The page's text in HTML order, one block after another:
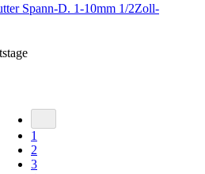
Spann-D. 1-10mm 1/2Zoll-
1
2
3